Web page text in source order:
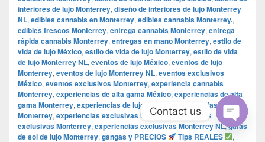
interiores de lujo Monterrey, diseño de interiores de lujo Monterrey
NL, edibles cannabis en Monterrey, edibles cannabis Monterrey.,
edibles frescos Monterrey, entrega cannabis Monterrey, entrega
rápida cannabis Monterrey, entregas en mano Monterrey, estilo de
vida de lujo México, estilo de vida de lujo Monterrey, estilo de vida
de lujo Monterrey NL, eventos de lujo México, eventos de lujo
Monterrey, eventos de lujo Monterrey NL, eventos exclusivos
México, eventos exclusivos Monterrey, experiencia cannabis
Monterrey, experiencias de alta gama México, experiencias de alta
gama Monterrey, experiencias de lujo México
experiencias de lujo
Monterrey, experiencias exclusivas México ,experiencias
exclusivas Monterrey, experiencias exclusivas Monterrey NL,gafas
de sol de lujo Monterrey, gangas y PRECIOS Tips REALES ,
Contact us
Open